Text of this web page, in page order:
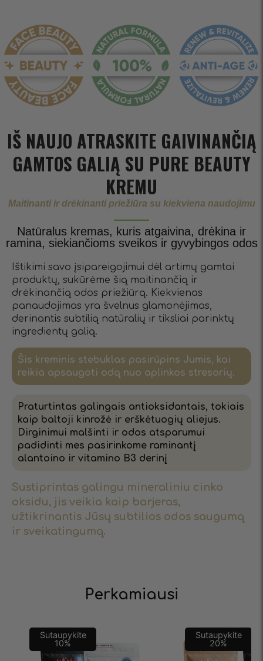
IŠ NAUJO ATRASKITE GAIVINANČIĄ
GAMTOS GALIĄ SU PURE BEAUTY
KREMU
Maitinanti ir drėkinanti priežiūra su kiekviena naudojimu
Natūralus kremas, kuris atgaivina, drėkina ir
ramina, siekiančioms sveikos ir gyvybingos odos
Ištikimi savo įsipareigojimui dėl artimų gamtai
produktų, sukūrėme šią maitinančią ir
drėkinančią odos priežiūrą. Kiekvienas
panaudojimas yra švelnus glamonėjimas,
derinantis subtilią natūralių ir tiksliai parinktų
ingredientų galią.
Šis kreminis stebuklas pasirūpins Jumis, kai
reikia apsaugoti odą nuo aplinkos stresorių.
Praturtintas galingais antioksidantais, tokiais
kaip baltoji kinrožė ir erškėtuogių aliejus.
Dirginimui malšinti ir odos atsparumui
padidinti mes pasirinkome raminantį
alantoino ir vitamino B3 derinį
Sustiprintas galingu mineraliniu cinko
oksidu, jis veikia kaip barjeras,
užtikrinantis Jūsų subtilios odos saugumą
ir sveikatingumą.
Perkamiausi
Sutaupykite
10%
Sutaupykite
20%